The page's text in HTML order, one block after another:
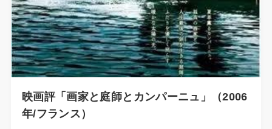
映画評「画家と庭師とカンパーニュ」（2006
年/フランス）